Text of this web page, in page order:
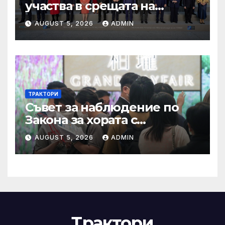
участва в срещата на
министрите на външните
работи на НАТО
AUGUST 5, 2026 ADMIN
ТРАКТОРИ
Съвет за наблюдение по
Закона за хората с
увреждания
AUGUST 5, 2026 ADMIN